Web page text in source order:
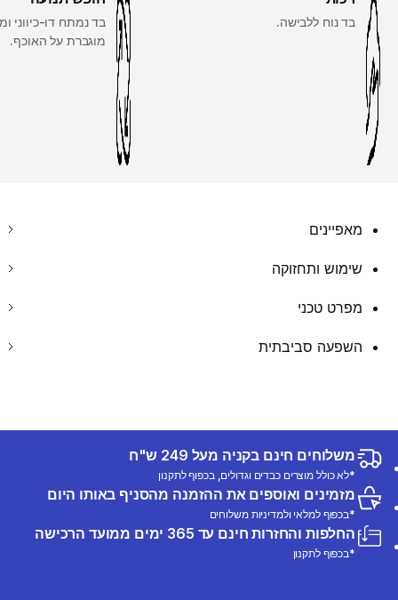
בד נוח ללבישה.
בד נמתח דו-כיווני
מוגברת על האוכף.
מאפיינים
שימוש ותחזוקה
מפרט טכני
השפעה סביבתית
משלוחים חינם בקניה מעל 249 ש"ח
*לא כולל מוצרים כבדים וגדולים, בכפוף לתקנון
מזמינים ואוספים את ההזמנה מהסניף באותו היום
*בכפוף למלאי ולמדיניות משלוחים
החלפות והחזרות חינם עד 365 ימים ממועד הרכישה
*בכפוף לתקנון